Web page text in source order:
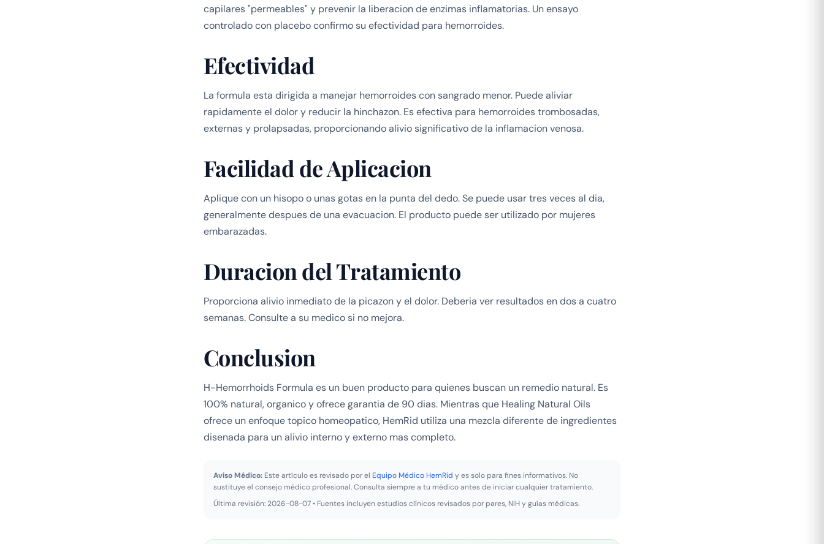
capilares "permeables" y prevenir la liberacion de enzimas inflamatorias. Un ensayo
controlado con placebo confirmo su efectividad para hemorroides.
Efectividad
La formula esta dirigida a manejar hemorroides con sangrado menor. Puede aliviar
rapidamente el dolor y reducir la hinchazon. Es efectiva para hemorroides trombosadas,
externas y prolapsadas, proporcionando alivio significativo de la inflamacion venosa.
Facilidad de Aplicacion
Aplique con un hisopo o unas gotas en la punta del dedo. Se puede usar tres veces al dia,
generalmente despues de una evacuacion. El producto puede ser utilizado por mujeres
embarazadas.
Duracion del Tratamiento
Proporciona alivio inmediato de la picazon y el dolor. Deberia ver resultados en dos a cuatro
semanas. Consulte a su medico si no mejora.
Conclusion
H-Hemorrhoids Formula es un buen producto para quienes buscan un remedio natural. Es
100% natural, organico y ofrece garantia de 90 dias. Mientras que Healing Natural Oils
ofrece un enfoque topico homeopatico, HemRid utiliza una mezcla diferente de ingredientes
disenada para un alivio interno y externo mas completo.
Aviso Médico: Este artículo es revisado por el Equipo Médico HemRid y es solo para fines informativos. No
sustituye el consejo médico profesional. Consulta siempre a tu médico antes de iniciar cualquier tratamiento.
Última revisión: 2026-08-07 • Fuentes incluyen estudios clínicos revisados por pares, NIH y guías médicas.